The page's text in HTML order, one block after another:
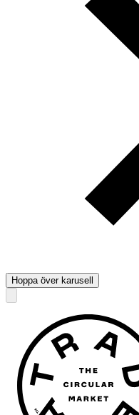
Hoppa över karusell